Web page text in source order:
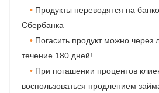
Продукты переводятся на
Сбербанка
Погасить продукт можно через
течение 180 дней!
При погашении процентов
воспользоваться продлением